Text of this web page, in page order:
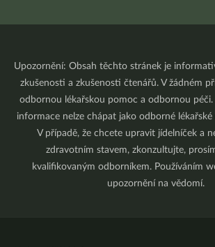
Upozornění: Obsah těchto stránek je
zkušenosti a zkušenosti čtenářů. V žádném
odbornou lékařskou pomoc a odbornou péči.
informace nelze chápat jako odborné
V případě, že chcete upravit jídelníček a
zdravotním stavem, zkonzultujte,
kvalifikovaným odborníkem. Používáním
upozornění na vědomí.